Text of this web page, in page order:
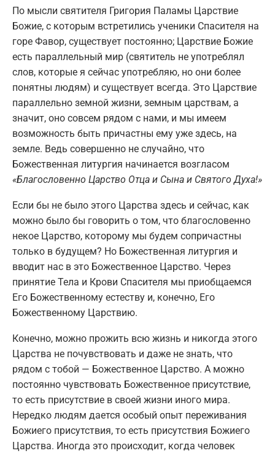
По мысли святителя Григория Паламы Царствие
Божие, с которым встретились ученики Спасителя на
горе Фавор, существует постоянно; Царствие Божие
есть параллельный мир (святитель не употреблял
слов, которые я сейчас употребляю, но они более
понятны людям) и существует всегда. Это Царствие
параллельно земной жизни, земным царствам, а
значит, оно совсем рядом с нами, и мы имеем
возможность быть причастны ему уже здесь, на
земле. Ведь совершенно не случайно, что
Божественная литургия начинается возгласом
«Благословенно Царство Отца и Сына и Святого Духа!»
Если бы не было этого Царства здесь и сейчас, как
можно было бы говорить о том, что благословенно
некое Царство, которому мы будем сопричастны
только в будущем? Но Божественная литургия и
вводит нас в это Божественное Царство. Через
принятие Тела и Крови Спасителя мы приобщаемся
Его Божественному естеству и, конечно, Его
Божественному Царствию.
Конечно, можно прожить всю жизнь и никогда этого
Царства не почувствовать и даже не знать, что
рядом с тобой — Божественное Царство. А можно
постоянно чувствовать Божественное присутствие,
то есть присутствие в своей жизни иного мира.
Нередко людям дается особый опыт переживания
Божиего присутствия, то есть присутствия Божиего
Царства. Иногда это происходит, когда человек